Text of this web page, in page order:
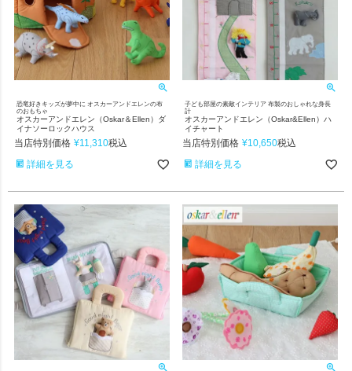
恐竜好きキッズが夢中に オスカーアンドエレンの布
のおもちゃ
オスカーアンドエレン（Oskar＆Ellen）ダ
イナソーロックハウス
当店特別価格 ¥11,310税込
詳細を見る
子ども部屋の素敵インテリア 布製のおしゃれな身長
計
オスカーアンドエレン（Oskar&Ellen）ハ
イチャート
当店特別価格 ¥10,650税込
詳細を見る